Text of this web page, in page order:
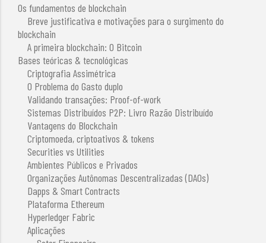
Os fundamentos de blockchain
Breve justificativa e motivações para o surgimento do
blockchain
A primeira blockchain: O Bitcoin
Bases teóricas & tecnológicas
Criptografia Assimétrica
O Problema do Gasto duplo
Validando transações: Proof-of-work
Sistemas Distribuídos P2P: Livro Razão Distribuído
Vantagens do Blockchain
Criptomoeda, criptoativos & tokens
Securities vs Utilities
Ambientes Públicos e Privados
Organizações Autônomas Descentralizadas (DAOs)
Dapps & Smart Contracts
Plataforma Ethereum
Hyperledger Fabric
Aplicações